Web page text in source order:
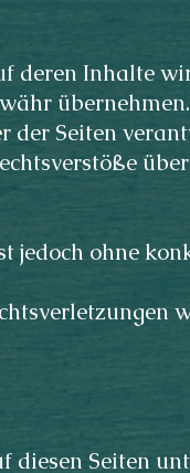
deren Inhalte
der Seiten
jedoch ohne
Seiten